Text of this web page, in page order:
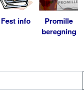
Fest info
Promille
beregning